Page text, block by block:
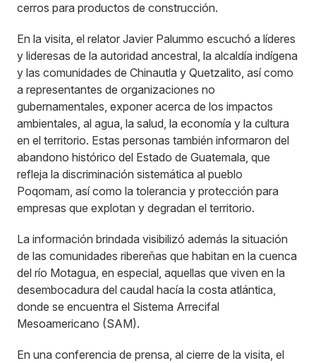
cerros para productos de construcción.
En la visita, el relator Javier Palummo escuchó a líderes
y lideresas de la autoridad ancestral, la alcaldía indígena
y las comunidades de Chinautla y Quetzalito, así como
a representantes de organizaciones no
gubernamentales, exponer acerca de los impactos
ambientales, al agua, la salud, la economía y la cultura
en el territorio. Estas personas también informaron del
abandono histórico del Estado de Guatemala, que
refleja la discriminación sistemática al pueblo
Poqomam, así como la tolerancia y protección para
empresas que explotan y degradan el territorio.
La información brindada visibilizó además la situación
de las comunidades ribereñas que habitan en la cuenca
del río Motagua, en especial, aquellas que viven en la
desembocadura del caudal hacía la costa atlántica,
donde se encuentra el Sistema Arrecifal
Mesoamericano (SAM).
En una conferencia de prensa, al cierre de la visita, el